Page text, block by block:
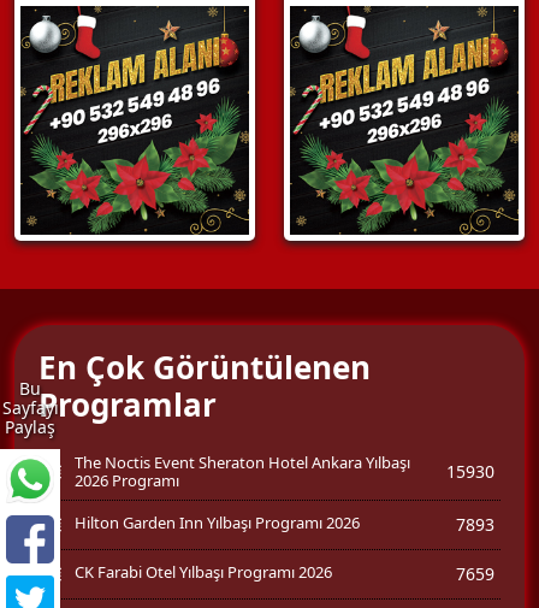
Bu
Sayfayı
Paylaş
En Çok Görüntülenen
Programlar
The Noctis Event Sheraton Hotel Ankara Yılbaşı
2026 Programı
15930
Hilton Garden Inn Yılbaşı Programı 2026 7893
CK Farabi Otel Yılbaşı Programı 2026 7659